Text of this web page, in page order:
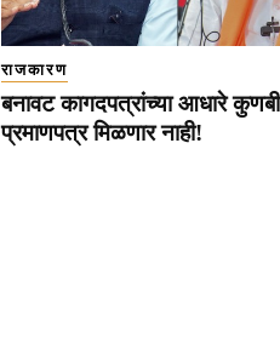
राजकारण
बनावट कागदपत्रांच्या आधारे कुणबी
प्रमाणपत्र मिळणार नाही!